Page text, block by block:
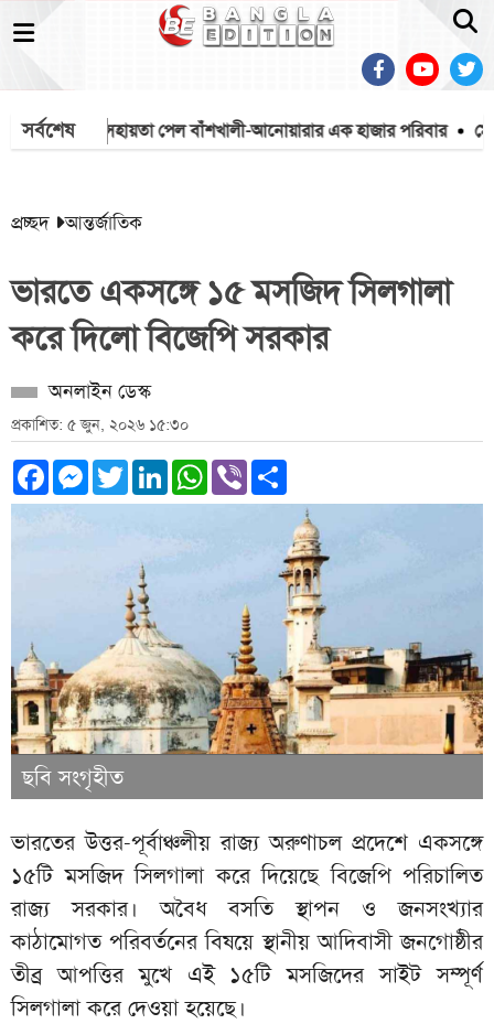
সর্বশেষ
মিশনের সহায়তা পেল বাঁশখালী-আনোয়ারার এক হাজার পরিবার
প্রচ্ছদ আন্তর্জাতিক
ভারতে একসঙ্গে ১৫ মসজিদ সিলগালা
করে দিলো বিজেপি সরকার
অনলাইন ডেস্ক
প্রকাশিত: ৫ জুন, ২০২৬ ১৫:৩০
Facebook
Messenger
TwitterLinkedInWhatsApp
Viber
ছবি সংগৃহীত
ভারতের উত্তর-পূর্বাঞ্চলীয় রাজ্য অরুণাচল প্রদেশে একসঙ্গে
১৫টি মসজিদ সিলগালা করে দিয়েছে বিজেপি পরিচালিত
রাজ্য সরকার। অবৈধ বসতি স্থাপন ও জনসংখ্যার
কাঠামোগত পরিবর্তনের বিষয়ে স্থানীয় আদিবাসী জনগোষ্ঠীর
তীব্র আপত্তির মুখে এই ১৫টি মসজিদের সাইট সম্পূর্ণ
সিলগালা করে দেওয়া হয়েছে।